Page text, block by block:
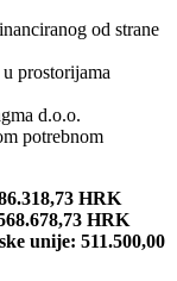
od strane
prostorijama
d.o.o.
potrebnom
HRK
HRK
unije: 511.500,00